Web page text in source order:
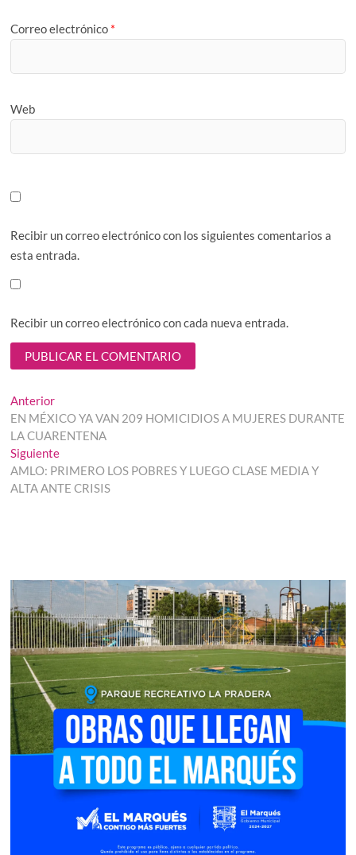
Correo electrónico *
Web
Recibir un correo electrónico con los siguientes comentarios a
esta entrada.
Recibir un correo electrónico con cada nueva entrada.
Navegación
de
entradas
AnteriorEntrada
anterior:
EN MÉXICO YA VAN 209 HOMICIDIOS A MUJERES DURANTE
LA CUARENTENA
SiguienteEntrada
siguiente:
AMLO: PRIMERO LOS POBRES Y LUEGO CLASE MEDIA Y
ALTA ANTE CRISIS